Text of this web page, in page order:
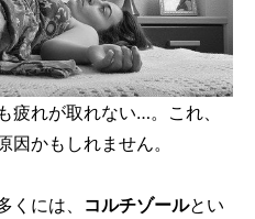
疲れが取れない…。これ、
因かもしれません。
には、 コルチゾールとい